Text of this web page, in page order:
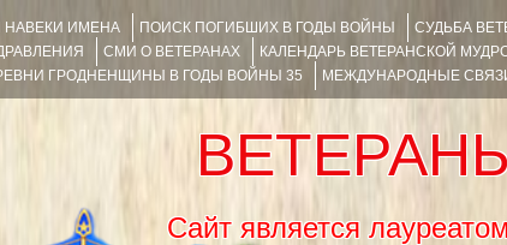
НАВЕКИ ИМЕНА ПОИСК ПОГИБШИХ В ГОДЫ ВОЙНЫ СУДЬБА
СМИ О ВЕТЕРАНАХ КАЛЕНДАРЬ ВЕТЕРАНСКОЙ
ГРОДНЕНЩИНЫ В ГОДЫ ВОЙНЫ 35 МЕЖДУНАРОДНЫЕ
Сайт является